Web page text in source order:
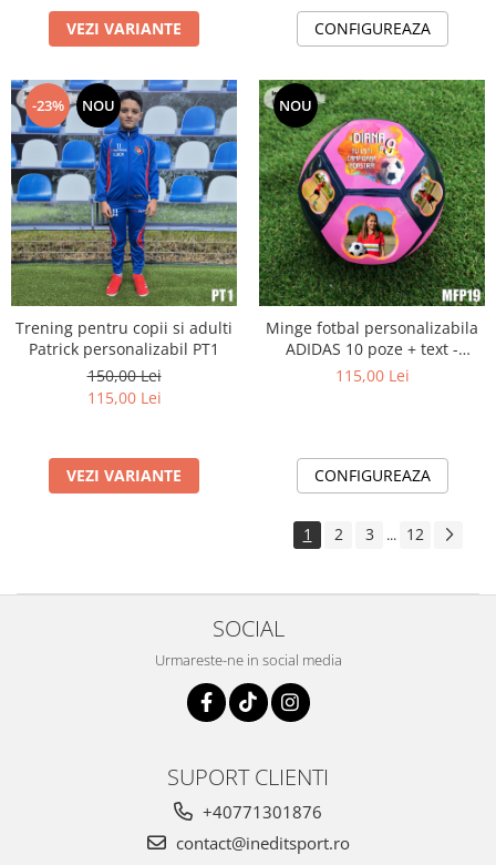
VEZI VARIANTE CONFIGUREAZA
-23% NOU
Trening pentru copii si adulti
Patrick personalizabil PT1
150,00 Lei
115,00 Lei
VEZI VARIANTE
NOU
Minge fotbal personalizabila
ADIDAS 10 poze + text -
MFN19
115,00 Lei
CONFIGUREAZA
1 2 3 ... 12
SOCIAL
Urmareste-ne in social media
SUPORT CLIENTI
+40771301876
contact@ineditsport.ro